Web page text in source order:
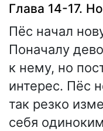
Глава 14-17.
Пёс начал
Поначалу
к нему, но
интерес. Пёс
так резко
себя